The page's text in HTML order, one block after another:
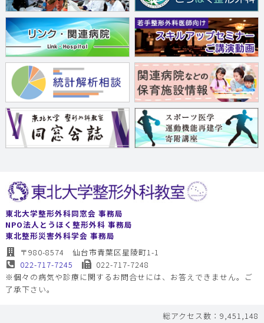
東北大学整形外科同窓会 事務局
NPO法人とうほく整形外科 事務局
東北整形災害外科学会 事務局
〒980-8574 仙台市青葉区星陵町1-1
022-717-7245
022-717-7248
※個々の病気や診療に関するお問合せには、お答えできません。ご
了承下さい。
総アクセス数：9,451,148